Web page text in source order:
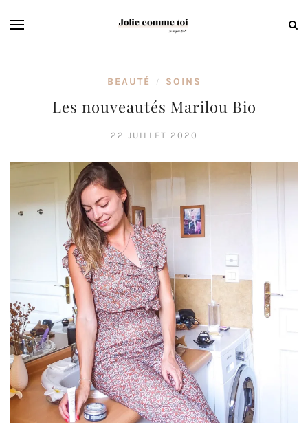
BEAUTÉ / SOINS
Les nouveautés Marilou Bio
22 JUILLET 2020